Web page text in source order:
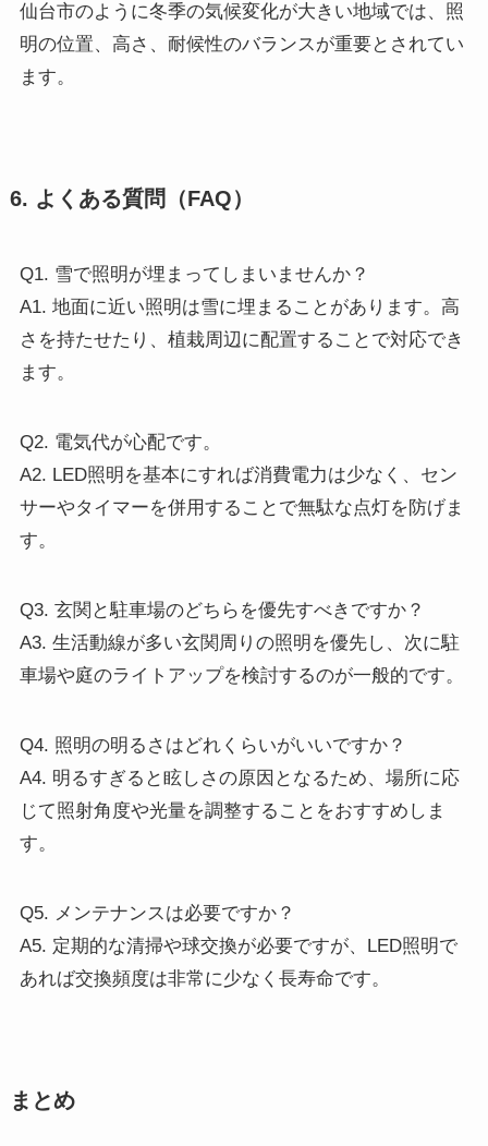
仙台市のように冬季の気候変化が大きい地域では、照
明の位置、高さ、耐候性のバランスが重要とされてい
ます。
6. よくある質問（FAQ）
Q1. 雪で照明が埋まってしまいませんか？
A1. 地面に近い照明は雪に埋まることがあります。高
さを持たせたり、植栽周辺に配置することで対応でき
ます。
Q2. 電気代が心配です。
A2. LED照明を基本にすれば消費電力は少なく、セン
サーやタイマーを併用することで無駄な点灯を防げま
す。
Q3. 玄関と駐車場のどちらを優先すべきですか？
A3. 生活動線が多い玄関周りの照明を優先し、次に駐
車場や庭のライトアップを検討するのが一般的です。
Q4. 照明の明るさはどれくらいがいいですか？
A4. 明るすぎると眩しさの原因となるため、場所に応
じて照射角度や光量を調整することをおすすめしま
す。
Q5. メンテナンスは必要ですか？
A5. 定期的な清掃や球交換が必要ですが、LED照明で
あれば交換頻度は非常に少なく長寿命です。
まとめ